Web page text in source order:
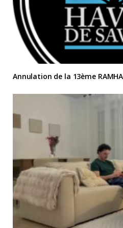
Annulation de la 13ème